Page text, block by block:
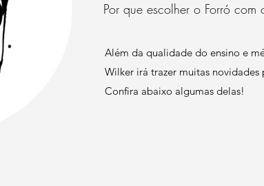
Por que escolher o Forró com
Além da qualidade do ensino e
Wilker irá trazer muitas novidades
Confira abaixo algumas delas!